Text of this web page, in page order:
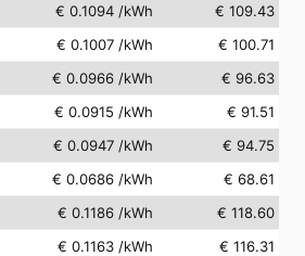
€ 0.1094 /kWh
€ 109.43
€ 0.1007 /kWh
€ 100.71
€ 0.0966 /kWh
€ 96.63
€ 0.0915 /kWh
€ 91.51
€ 0.0947 /kWh
€ 94.75
€ 0.0686 /kWh
€ 68.61
€ 0.1186 /kWh
€ 118.60
€ 0.1163 /kWh
€ 116.31